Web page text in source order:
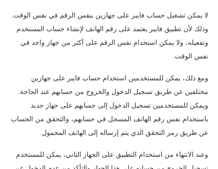
لا يمكن تشغيل حساب فايبر على جهازين بنفس الرقم في نفس الوقت.
وذلك لأن تطبيق فايبر يعتمد على رقم الهاتف لإنشاء حساب المستخدم
وتفعيله، ولا يمكن استخدام نفس الرقم على أكثر من جهاز واحد في
نفس الوقت.
ومع ذلك، يمكن للمستخدمين استخدام حساب فايبر على جهازين
مختلفين عن طريق تسجيل الدخول والخروج من حسابهم عند الحاجة.
ويمكن للمستخدمين تسجيل الدخول إلى حسابهم على جهاز جديد
باستخدام نفس رقم الهاتف المسجل في حسابهم، والتحقق من الحساب
عن طريق رمز التحقق الذي يتم إرساله إلى الهاتف المحمول.
وعند الانتهاء من استخدام التطبيق على الجهاز الثاني، يمكن للمستخدم